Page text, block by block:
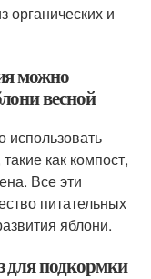
и
можно
весной
как компост,
Все эти
питательных
яблони.
для подкормки